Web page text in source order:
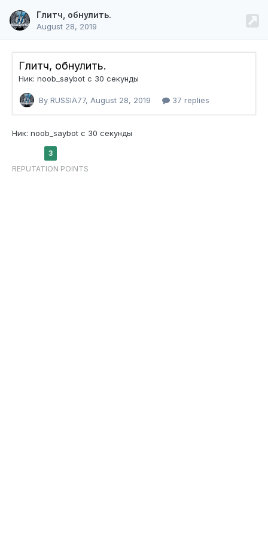
Глитч, обнулить.
August 28, 2019
Глитч, обнулить.
Ник: noob_saybot c 30 секунды
By RUSSIA77, August 28, 2019 37 replies
Ник: noob_saybot c 30 секунды
3
REPUTATION POINTS